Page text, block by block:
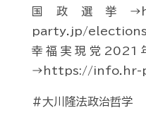
国政選挙
party.jp/
幸福実現党2021
→https://info.hr-
#大川隆法政治哲学